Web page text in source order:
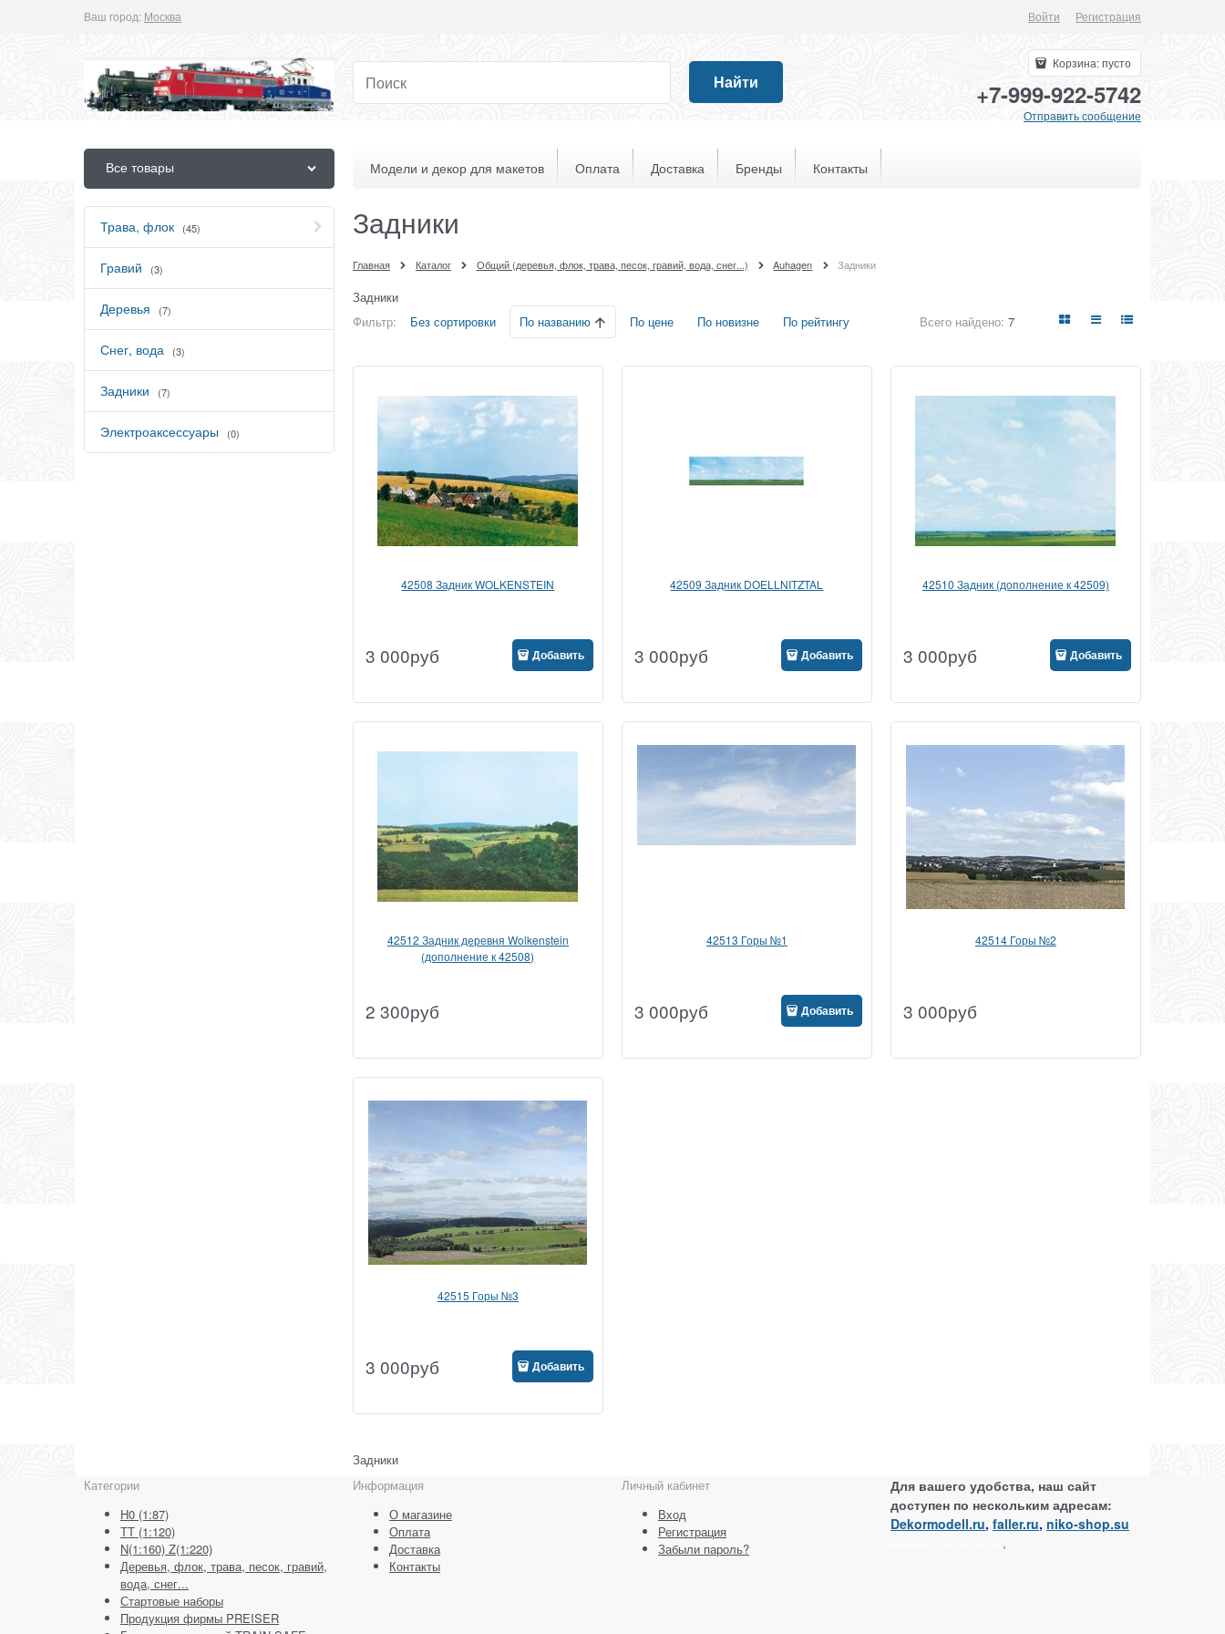
Ваш город: Москва Войти Регистрация
Найти
Корзина:пусто
+7-999-922-5742
Отправить сообщение
Все товары Модели и декор для макетов Оплата Доставка Бренды Контакты
Трава, флок (45)
Гравий (3)
Деревья (7)
Снег, вода (3)
Задники (7)
Электроаксессуары (0)
Задники
Главная Каталог Общий (деревья, флок, трава, песок, гравий, вода, снег...) Auhagen Задники
Задники
Фильтр:
Без сортировки По названию По цене По новизне По рейтингу Всего найдено: 7
42508 Задник WOLKENSTEIN
3 000руб Добавить
42509 Задник DOELLNITZTAL
3 000руб Добавить
42510 Задник (дополнение к 42509)
3 000руб Добавить
42512 Задник деревня Wolkenstein
(дополнение к 42508)
2 300руб
42513 Горы №1
3 000руб Добавить
42514 Горы №2
3 000руб
42515 Горы №3
3 000руб Добавить
Задники
Категории
H0 (1:87)
ТТ (1:120)
N(1:160) Z(1:220)
Деревья, флок, трава, песок, гравий,
вода, снег...
Стартовые наборы
Продукция фирмы PREISER
Информация
О магазине
Оплата
Доставка
Контакты
Личный кабинет
Вход
Регистрация
Забыли пароль?
Для вашего удобства, наш сайт
доступен по нескольким адресам:
Dekormodell.ru, faller.ru, niko-shop.su
.